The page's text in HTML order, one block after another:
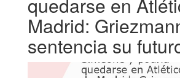
Madrid:
sentencia su